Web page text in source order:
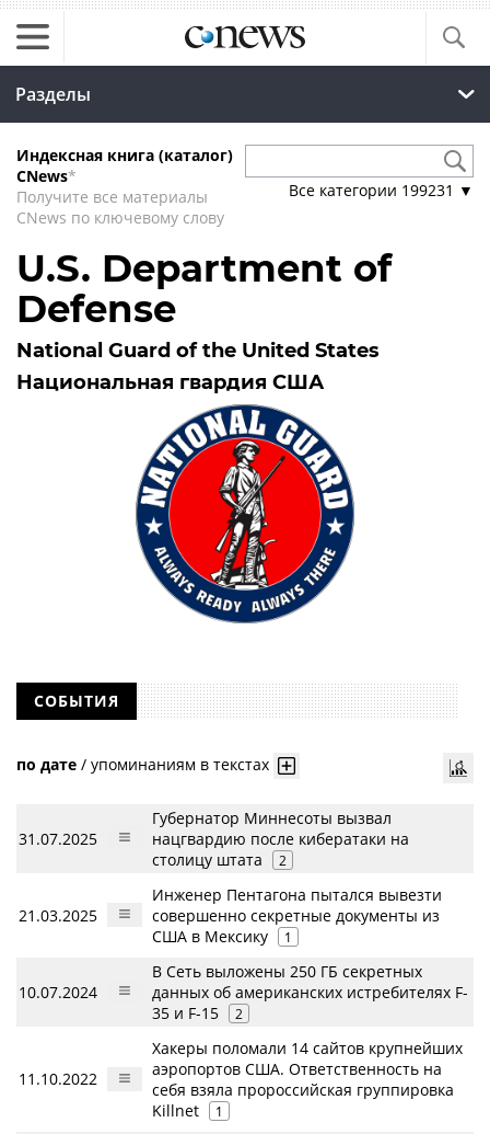
Разделы
Индексная книга (каталог)
CNews*
Получите все материалы
CNews по ключевому слову
Все категории 199231 ▼
U.S. Department of
Defense
National Guard of the United States
Национальная гвардия США
СОБЫТИЯ
по дате / упоминаниям в текстах
31.07.2025
Губернатор Миннесоты вызвал
нацгвардию после кибератаки на
столицу штата
2
21.03.2025
Инженер Пентагона пытался вывезти
совершенно секретные документы из
США в Мексику
1
10.07.2024
В Сеть выложены 250 ГБ секретных
данных об американских истребителях F-
35 и F-15
2
11.10.2022
Хакеры поломали 14 сайтов крупнейших
аэропортов США. Ответственность на
себя взяла пророссийская группировка
Killnet
1